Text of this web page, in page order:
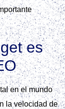
es
en el mundo
la velocidad de